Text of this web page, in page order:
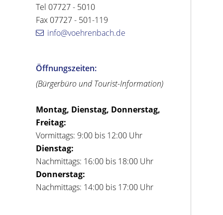
Tel 07727 - 5010
Fax 07727 - 501-119
info@voehrenbach.de
Öffnungszeiten:
(Bürgerbüro und Tourist-Information)
Montag, Dienstag, Donnerstag,
Freitag:
Vormittags: 9:00 bis 12:00 Uhr
Dienstag:
Nachmittags: 16:00 bis 18:00 Uhr
Donnerstag:
Nachmittags: 14:00 bis 17:00 Uhr